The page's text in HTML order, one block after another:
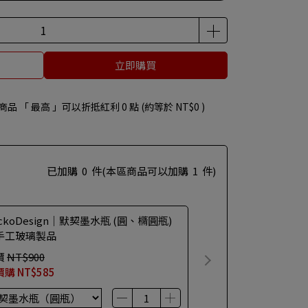
機出，不挑樣色)
立即購買
品 「 最高 」可以折抵紅利 0 點 (約等於 NT$0 )
已加購 0 件(本區商品可以加購 1 件)
｜默契墨水瓶 (圓、橢圓瓶)
工玻璃製品
NT$900
購NT$585